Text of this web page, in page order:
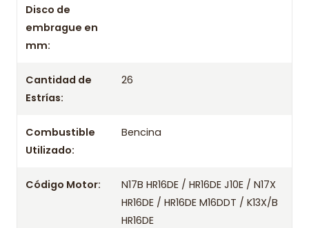
Disco de
embrague en
mm:
Cantidad de
Estrías:
26
Combustible
Utilizado:
Bencina
Código Motor:
N17B HR16DE / HR16DE J10E / N17X
HR16DE / HR16DE M16DDT / K13X/B
HR16DE